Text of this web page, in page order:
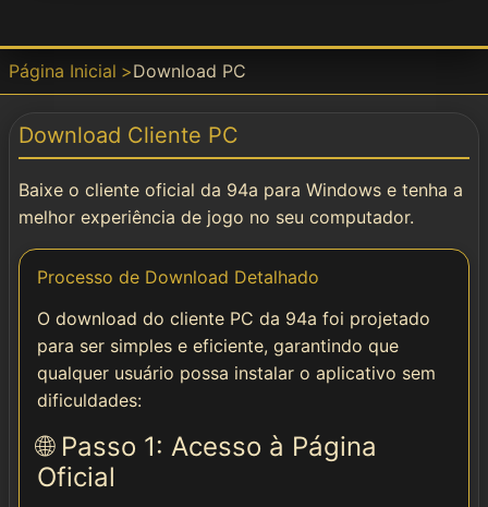
Baixar
Instalar
🌐 Social & Contato
📘 Facebook
Página Inicial Download PC
Download Cliente PC
Baixe o cliente oficial da 94a para Windows e tenha a
melhor experiência de jogo no seu computador.
Processo de Download Detalhado
O download do cliente PC da 94a foi projetado
para ser simples e eficiente, garantindo que
qualquer usuário possa instalar o aplicativo sem
dificuldades:
🌐 Passo 1: Acesso à Página
Oficial